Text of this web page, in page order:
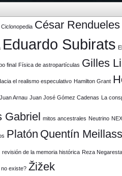
Ciclonopedia César Rendueles
Eduardo Subirats
final Física de astropartículas Gilles
el realismo especulativo Hamilton Grant
Juan Arnau Juan José Gómez Cadenas La
Gabriel mitos ancestrales Neutrino
Platón Quentín
revisión de la memoria histórica Reza
existe? Žižek